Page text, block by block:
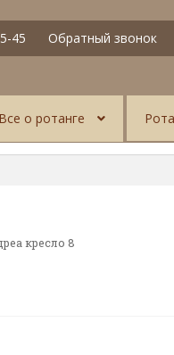
45 Обратный звонок
Все о ротанге
кресло 8